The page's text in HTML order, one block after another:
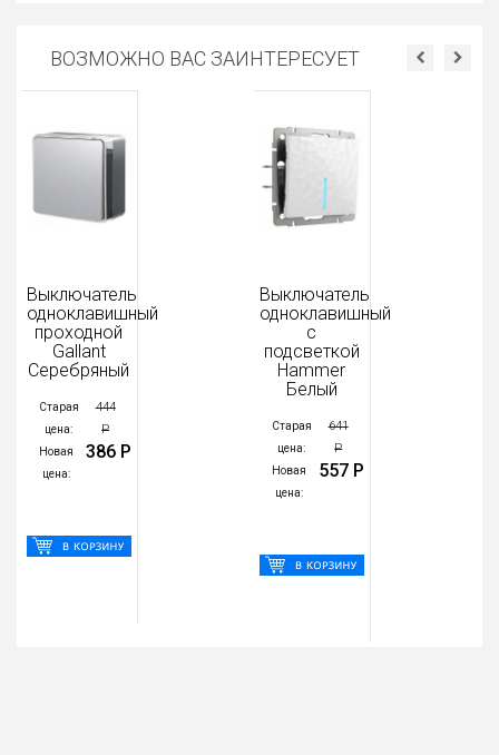
ВОЗМОЖНО ВАС ЗАИНТЕРЕСУЕТ
Выключатель
одноклавишный
проходной
Gallant
Серебряный
Старая
цена:
444
Р
Новая
цена:
386 Р
Выключатель
одноклавишный
с
подсветкой
Hammer
Белый
Старая
цена:
641
Р
Новая
цена:
557 Р